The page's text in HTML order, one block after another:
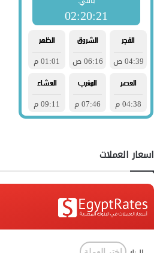
اسعار العملات